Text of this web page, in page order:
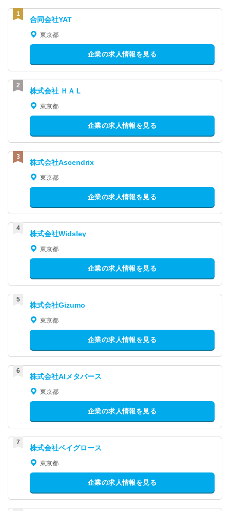
合同会社YAT
東京都
企業の求人情報を見る
株式会社 ＨＡＬ
東京都
企業の求人情報を見る
株式会社Ascendrix
東京都
企業の求人情報を見る
株式会社Widsley
東京都
企業の求人情報を見る
株式会社Gizumo
東京都
企業の求人情報を見る
株式会社AIメタバース
東京都
企業の求人情報を見る
株式会社ベイグロース
東京都
企業の求人情報を見る